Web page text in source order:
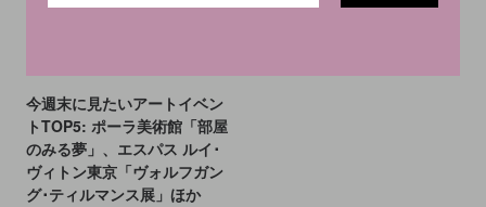
今週末に見たいアートイベン
トTOP5: ポーラ美術館「部屋
のみる夢」、エスパス ルイ･
ヴィトン東京「ヴォルフガン
グ･ティルマンス展」ほか